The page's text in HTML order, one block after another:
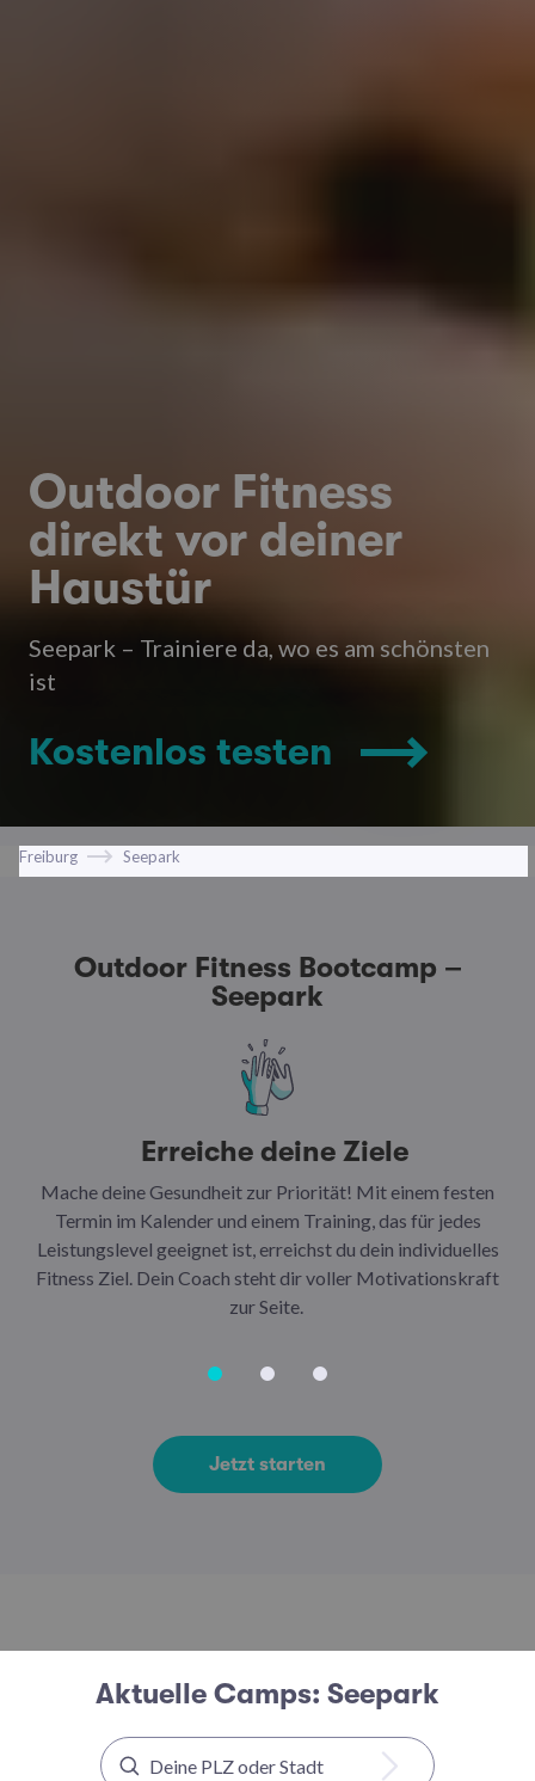
Outdoor Fitness
direkt vor deiner
Haustür
Seepark – Trainiere da, wo es am schönsten
ist
Kostenlos testen
Freiburg Seepark
Outdoor Fitness Bootcamp –
Seepark
Erreiche deine Ziele
Mache deine Gesundheit zur Priorität! Mit einem festen
Termin im Kalender und einem Training, das für jedes
Leistungslevel geeignet ist, erreichst du dein individuelles
Fitness Ziel. Dein Coach steht dir voller Motivationskraft
zur Seite.
Jetzt starten
Aktuelle Camps: Seepark